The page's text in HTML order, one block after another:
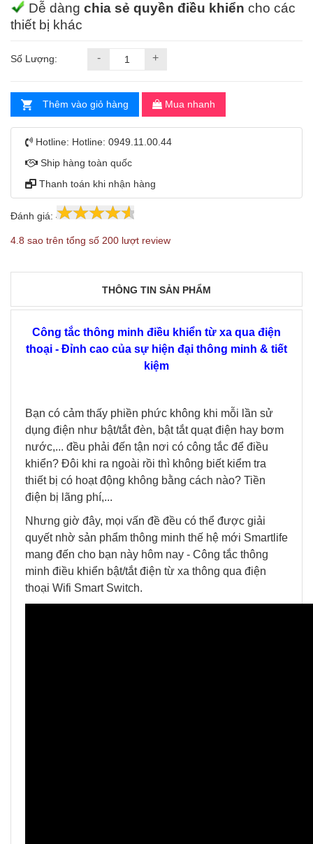
Dễ dàng chia sẻ quyền điều khiển cho các
thiết bị khác
Số Lượng: - +
Thêm vào giỏ hàng Mua nhanh
Hotline: Hotline: 0949.11.00.44
Ship hàng toàn quốc
Thanh toán khi nhận hàng
Đánh giá: 4.8 200
4.8 sao trên tổng số 200 lượt review
THÔNG TIN SẢN PHẨM
Công tắc thông minh điều khiển từ xa qua điện
thoại - Đỉnh cao của sự hiện đại thông minh & tiết
kiệm
Bạn có cảm thấy phiền phức không khi mỗi lần sử
dụng điện như bật/tắt đèn, bật tắt quạt điện hay bơm
nước,... đều phải đến tận nơi có công tắc để điều
khiển? Đôi khi ra ngoài rồi thì không biết kiểm tra
thiết bị có hoạt động không bằng cách nào? Tiền
điện bị lãng phí,...
Nhưng giờ đây, mọi vấn đề đều có thể được giải
quyết nhờ sản phẩm thông minh thế hệ mới Smartlife
mang đến cho bạn này hôm nay - Công tắc thông
minh điều khiển bật/tắt điện từ xa thông qua điện
thoại Wifi Smart Switch.